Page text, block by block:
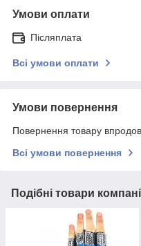
Умови оплати
Післяплата
Всі умови оплати
Умови повернення
Повернення товару
Всі умови повернення
Подібні товари